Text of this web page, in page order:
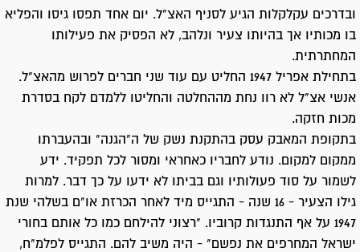
ובדרכים עקלקלות הגיע לסניף האצ"ל. יום אחד תפסו גיסו והפליא
בו מכותיו אך בהיותו צעיר ונלהב, לא הפסיק את פעילותו
המחתרתית.
בתחילת אפריל 1947 החליט עם עוד שני חברים לפרוש מהאצ"ל.
אנשי אצ"ל לא רוו נחת מההחלטה והחליטו ללמדם לקח בסדרת
מכות חזקה.
בתקופת המאבק עסק בהתקנת נשק של ה"הגנה" ובהעברתו
ממקום למקום. נודע לחבריו כאחראי ומסור לכל תפקיד. ידע
לשמור על סוד פעולותיו וגם בביתו לא ידעו על כך דבר. למרות
גילו הצעיר - 16 שנה - התגייס מיד לאחר הכרזת או"ם בשלהי שנת
1947 על אף התנגדות קרוביו. "רצוני להילחם כמו כל אותם בחורי
ישראל המחרפים את נפשם" - היה משיב להם. התגייס לפלמ"ח,